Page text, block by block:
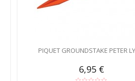
PIQUET GROUNDSTAKE PETER
6,95 €